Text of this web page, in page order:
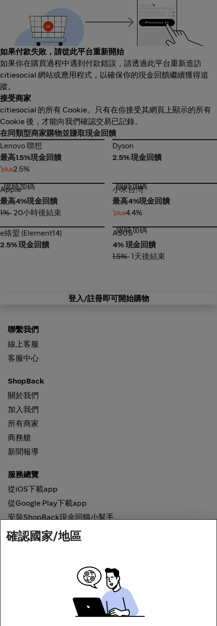
如果付款失敗，請從此平台重新開始
如果你在購買過程中遇到付款錯誤，請透過此平台重新造訪
citiesocial 網站或應用程式，以確保你的現金回饋繼續獲得追
蹤。
接受商家
citiesocial 的所有 Cookie。只有在你接受其網頁上顯示的所有
Cookie 後，才能向我們確認交易已記錄。
在同類型商家購物並賺取現金回饋
Lenovo 聯想
Lenovo 聯想
最高1.5%現金回饋
2.5%
Dyson
Dyson
2.5% 現金回饋
Apple
限時加碼
Apple
最高4%現金回饋
1%• 20小時後結束
小米台灣
限時加碼
小米台灣
最高4%現金回饋
4.4%
e絡盟 (Element14)
e絡盟 (Element14)
2.5% 現金回饋
ASUS
限時加碼
ASUS
4% 現金回饋
1.5%• 1天後結束
登入/註冊即可開始購物
聯繫我們
線上客服
客服中心
ShopBack
關於我們
加入我們
所有商家
商務艙
新聞報導
服務總覽
從iOS下載app
從Google Play下載app
安裝ShopBack現金回饋小幫手
如何運作
確認國家/地區